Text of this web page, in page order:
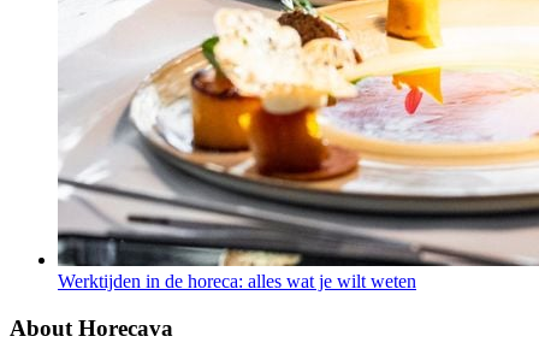
Werktijden in de horeca: alles wat je wilt weten
About Horecava